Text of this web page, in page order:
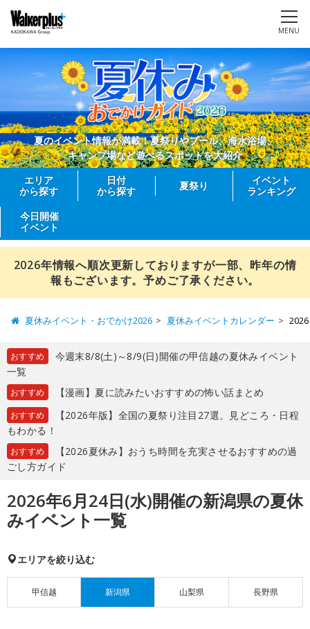
MENU
夏のイベント情報が満載！夏祭りやプール、海水浴場、
キャンプ場など遊べるスポットを大紹介
エリア
から探す
日付
から探す
夏祭り
イベント
ランキング
今日開催
イベント
2026年情報へ順次更新しておりますが一部、昨年の情
報もございます。予めご了承ください。
夏休みイベント・おでかけ2026 夏休みイベントカレンダー
おすすめ
今週末8/8(土)～8/9(日)開催の甲信越の夏休みイベント
一覧
おすすめ 【漫画】夏に読みたいおすすめの怖い話まとめ
おすすめ
【2026年版】全国の夏祭り注目27選。見どころ・日程
もわかる！
おすすめ
【2026夏休み】おうち時間を充実させるおすすめの過
ごし方ガイド
2026年6月24日(水)開催の新潟県の夏休
みイベント一覧
エリアを絞り込む
甲信越 新潟県 山梨県 長野県